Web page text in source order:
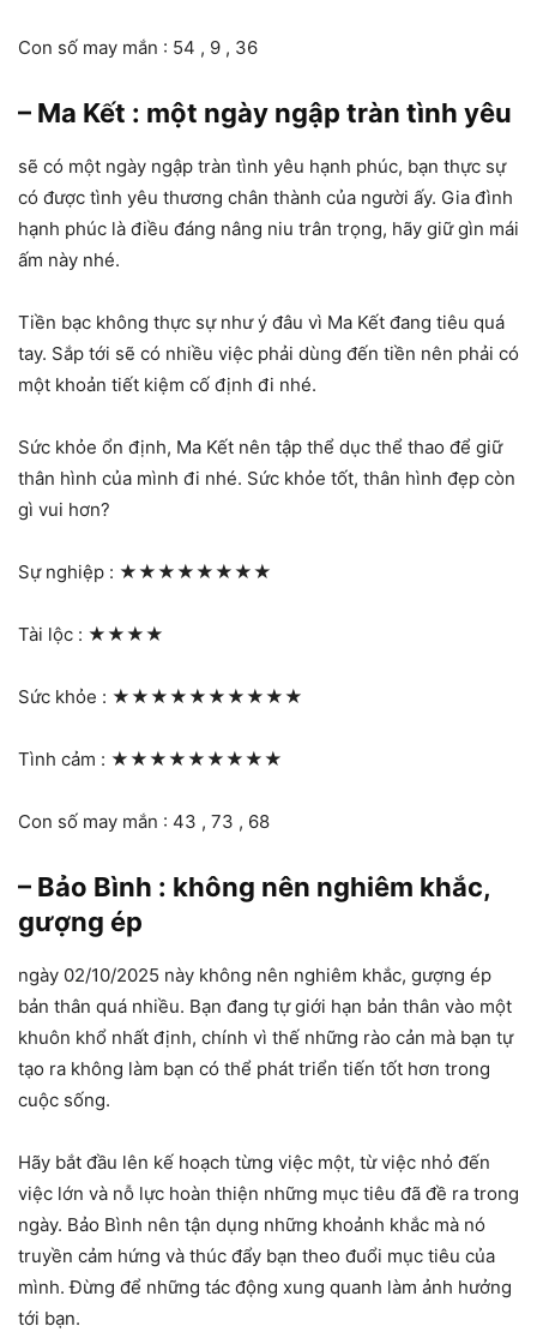
Con số may mắn : 54 , 9 , 36
– Ma Kết : một ngày ngập tràn tình yêu
sẽ có một ngày ngập tràn tình yêu hạnh phúc, bạn thực sự
có được tình yêu thương chân thành của người ấy. Gia đình
hạnh phúc là điều đáng nâng niu trân trọng, hãy giữ gìn mái
ấm này nhé.
Tiền bạc không thực sự như ý đâu vì Ma Kết đang tiêu quá
tay. Sắp tới sẽ có nhiều việc phải dùng đến tiền nên phải có
một khoản tiết kiệm cố định đi nhé.
Sức khỏe ổn định, Ma Kết nên tập thể dục thể thao để giữ
thân hình của mình đi nhé. Sức khỏe tốt, thân hình đẹp còn
gì vui hơn?
Sự nghiệp : ★★★★★★★★
Tài lộc : ★★★★
Sức khỏe : ★★★★★★★★★★
Tình cảm : ★★★★★★★★★
Con số may mắn : 43 , 73 , 68
– Bảo Bình : không nên nghiêm khắc,
gượng ép
ngày 02/10/2025 này không nên nghiêm khắc, gượng ép
bản thân quá nhiều. Bạn đang tự giới hạn bản thân vào một
khuôn khổ nhất định, chính vì thế những rào cản mà bạn tự
tạo ra không làm bạn có thể phát triển tiến tốt hơn trong
cuộc sống.
Hãy bắt đầu lên kế hoạch từng việc một, từ việc nhỏ đến
việc lớn và nỗ lực hoàn thiện những mục tiêu đã đề ra trong
ngày. Bảo Bình nên tận dụng những khoảnh khắc mà nó
truyền cảm hứng và thúc đẩy bạn theo đuổi mục tiêu của
mình. Đừng để những tác động xung quanh làm ảnh hưởng
tới bạn.